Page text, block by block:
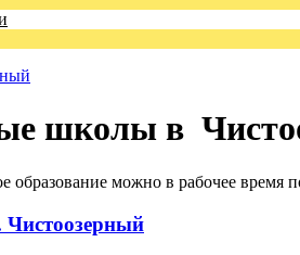
школы в
можно в рабочее время
Чистоозерный